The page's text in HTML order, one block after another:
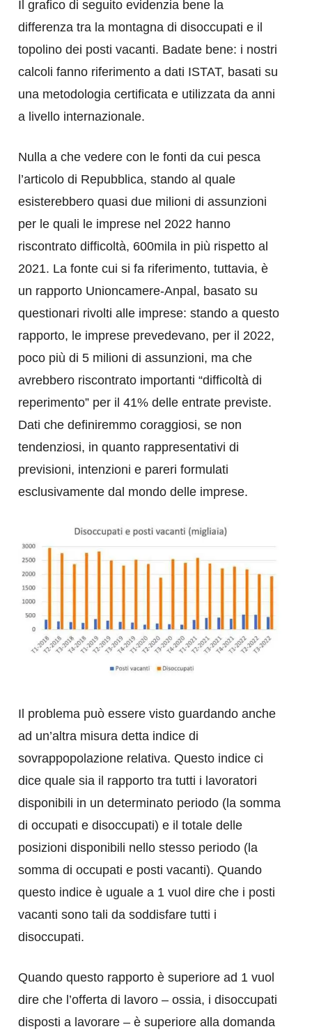
Il grafico di seguito evidenzia bene la
differenza tra la montagna di disoccupati e il
topolino dei posti vacanti. Badate bene: i nostri
calcoli fanno riferimento a dati ISTAT, basati su
una metodologia certificata e utilizzata da anni
a livello internazionale.
Nulla a che vedere con le fonti da cui pesca
l’articolo di Repubblica, stando al quale
esisterebbero quasi due milioni di assunzioni
per le quali le imprese nel 2022 hanno
riscontrato difficoltà, 600mila in più rispetto al
2021. La fonte cui si fa riferimento, tuttavia, è
un rapporto Unioncamere-Anpal, basato su
questionari rivolti alle imprese: stando a questo
rapporto, le imprese prevedevano, per il 2022,
poco più di 5 milioni di assunzioni, ma che
avrebbero riscontrato importanti “difficoltà di
reperimento” per il 41% delle entrate previste.
Dati che definiremmo coraggiosi, se non
tendenziosi, in quanto rappresentativi di
previsioni, intenzioni e pareri formulati
esclusivamente dal mondo delle imprese.
Il problema può essere visto guardando anche
ad un’altra misura detta indice di
sovrappopolazione relativa. Questo indice ci
dice quale sia il rapporto tra tutti i lavoratori
disponibili in un determinato periodo (la somma
di occupati e disoccupati) e il totale delle
posizioni disponibili nello stesso periodo (la
somma di occupati e posti vacanti). Quando
questo indice è uguale a 1 vuol dire che i posti
vacanti sono tali da soddisfare tutti i
disoccupati.
Quando questo rapporto è superiore ad 1 vuol
dire che l’offerta di lavoro – ossia, i disoccupati
disposti a lavorare – è superiore alla domanda